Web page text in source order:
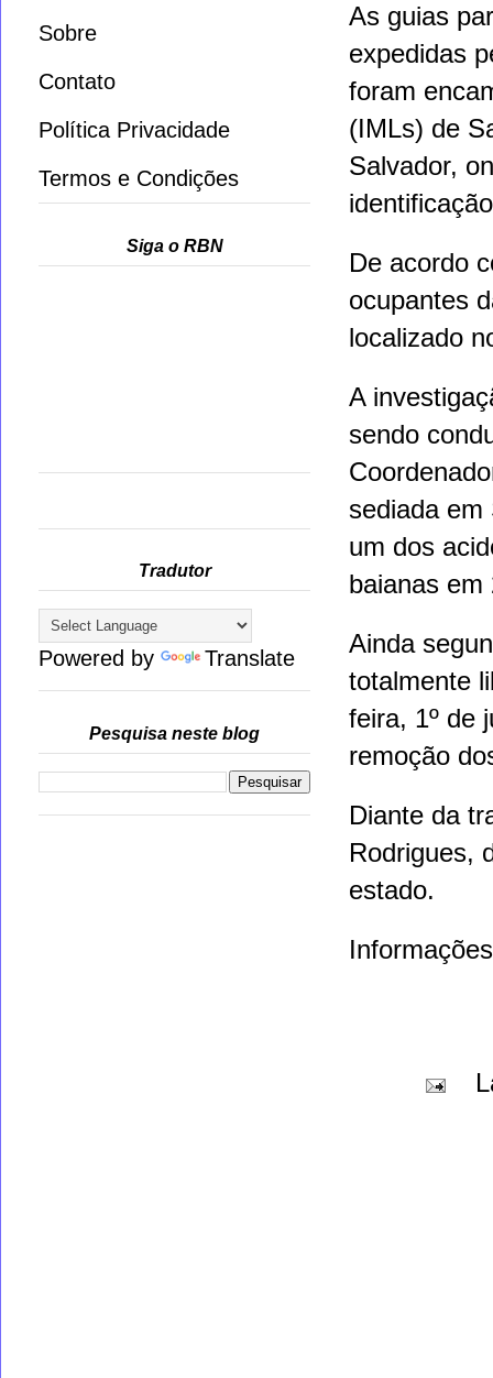
As guias
expedidas
foram
(IMLs) de
Salvador,
De acordo
ocupantes
localizado
A
sendo
sediada em
um dos
baianas em
Ainda
totalmente
feira, 1º de
remoção
Diante da
Rodrigues,
estado.
Sobre
Contato
Política Privacidade
Termos e Condições
Siga o RBN
Tradutor
Powered by Translate
Pesquisa neste blog